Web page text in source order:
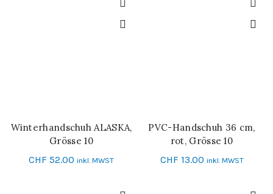
IN DEN WARENKORB
Winterhandschuh ALASKA,
Grösse 10
CHF 52.00 inkl. MWST
IN DEN WARENKORB
PVC-Handschuh 36 cm,
rot, Grösse 10
CHF 13.00 inkl. MWST